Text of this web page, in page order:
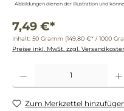
Abbildungen dienen der Illustration und
7,49 €*
Inhalt: 50 Gramm (149,80 €* / 1000
Preise inkl. MwSt. zzgl.
Produkt Anzahl: Gib den
Zum Merkzettel